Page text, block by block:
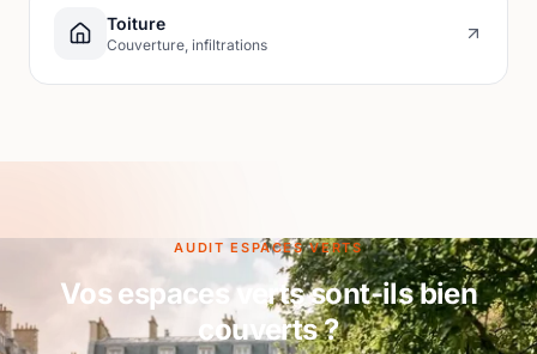
Toiture
Couverture, infiltrations
AUDIT ESPACES VERTS
Vos espaces verts sont-ils bien
couverts ?